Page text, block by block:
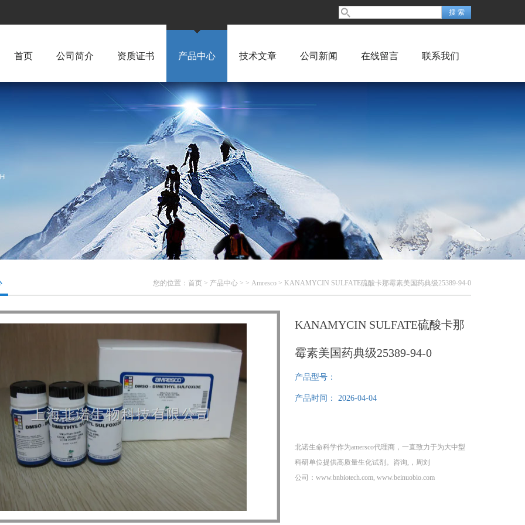
首页 公司简介 资质证书 产品中心 技术文章 公司新闻 在线留言 联系我们
您的位置： 首页 > 产品中心 > > Amresco > KANAMYCIN SULFATE硫酸卡那霉素美国药典级25389-94-0
KANAMYCIN SULFATE硫酸卡那
霉素美国药典级25389-94-0
产品型号：
产品时间： 2026-04-04
北诺生命科学作为amersco代理商，一直致力于为大中型
科研单位提供高质量生化试剂。咨询,，周刘
公司：www.bnbiotech.com, www.beinuobio.com